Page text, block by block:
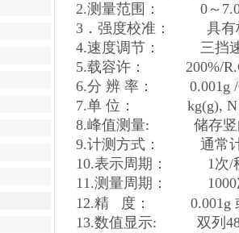
2.测量范围： 0～
3．强度校准： 具有
4.速度调节： 三挡速
5.载容许： 200%/
6.分 辨 率： 0.001g /
7.单 位： kg(g), N
8.峰值测量: 储存竖
9.计测方式： 通常计
10.表示周期： 1次/秒
11.测量周期： 1000
12.精 度： 0.001g 或
13.数值显示: 双列48